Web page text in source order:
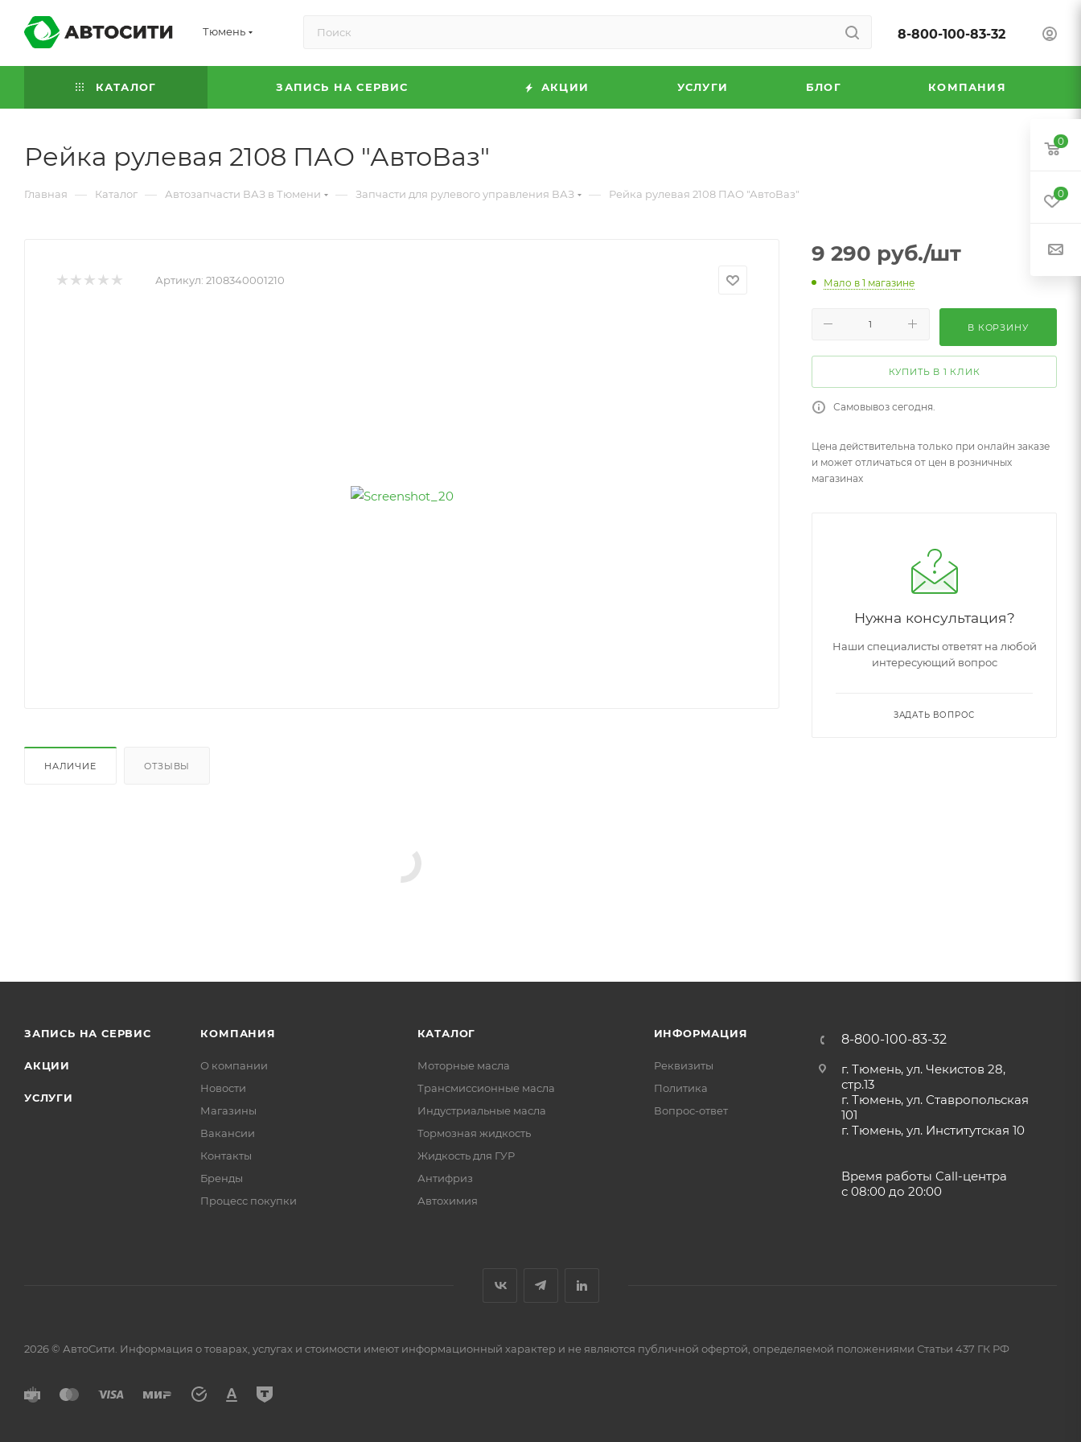
Тюмень 8-800-100-83-32
КАТАЛОГ ЗАПИСЬ НА СЕРВИС АКЦИИ УСЛУГИ БЛОГ КОМПАНИЯ
Рейка рулевая 2108 ПАО "АвтоВаз"
Главная — Каталог — Автозапчасти ВАЗ в Тюмени — Запчасти для рулевого управления ВАЗ — Рейка рулевая 2108 ПАО "АвтоВаз"
Артикул: 2108340001210
НАЛИЧИЕ ОТЗЫВЫ
9 290 руб./шт
Мало в 1 магазине
В КОРЗИНУ
КУПИТЬ В 1 КЛИК
Самовывоз сегодня.
Цена действительна только при онлайн заказе
и может отличаться от цен в розничных
магазинах
Нужна консультация?
Наши специалисты ответят на любой
интересующий вопрос
ЗАДАТЬ ВОПРОС
ЗАПИСЬ НА СЕРВИС
АКЦИИ
УСЛУГИ
КОМПАНИЯ
О компании
Новости
Магазины
Вакансии
Контакты
Бренды
Процесс покупки
КАТАЛОГ
Моторные масла
Трансмиссионные масла
Индустриальные масла
Тормозная жидкость
Жидкость для ГУР
Антифриз
Автохимия
ИНФОРМАЦИЯ
Реквизиты
Политика
Вопрос-ответ
8-800-100-83-32
г. Тюмень, ул. Чекистов 28,
стр.13
г. Тюмень, ул. Ставропольская
101
г. Тюмень, ул. Институтская 10
Время работы Call-центра
с 08:00 до 20:00
2026 © АвтоСити. Информация о товарах, услугах и стоимости имеют информационный характер и не являются публичной офертой, определяемой положениями Статьи 437 ГК РФ
0
0